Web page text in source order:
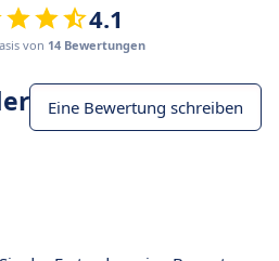
4.1
von 14 Bewertungen
Eine Bewertung schreiben